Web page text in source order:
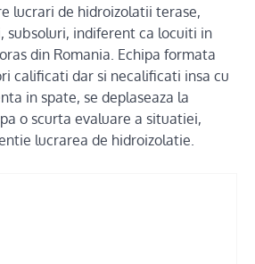
lucrari de hidroizolatii terase,
subsoluri, indiferent ca locuiti in
din Romania. Echipa formata
calificati dar si necalificati insa cu
in spate, se deplaseaza la
o scurta evaluare a situatiei,
lucrarea de hidroizolatie.